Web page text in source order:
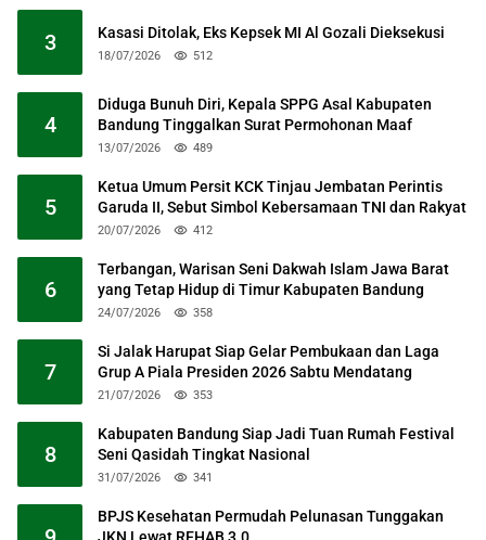
3 Kasasi Ditolak, Eks Kepsek MI Al Gozali Dieksekusi
18/07/2026 512
4
Diduga Bunuh Diri, Kepala SPPG Asal Kabupaten
Bandung Tinggalkan Surat Permohonan Maaf
13/07/2026 489
5
Ketua Umum Persit KCK Tinjau Jembatan Perintis
Garuda II, Sebut Simbol Kebersamaan TNI dan Rakyat
20/07/2026 412
6
Terbangan, Warisan Seni Dakwah Islam Jawa Barat
yang Tetap Hidup di Timur Kabupaten Bandung
24/07/2026 358
7
Si Jalak Harupat Siap Gelar Pembukaan dan Laga
Grup A Piala Presiden 2026 Sabtu Mendatang
21/07/2026 353
8
Kabupaten Bandung Siap Jadi Tuan Rumah Festival
Seni Qasidah Tingkat Nasional
31/07/2026 341
BPJS Kesehatan Permudah Pelunasan Tunggakan